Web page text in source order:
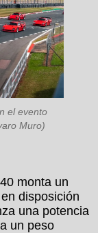
el evento
Muro)
monta un
disposición
una potencia
un peso